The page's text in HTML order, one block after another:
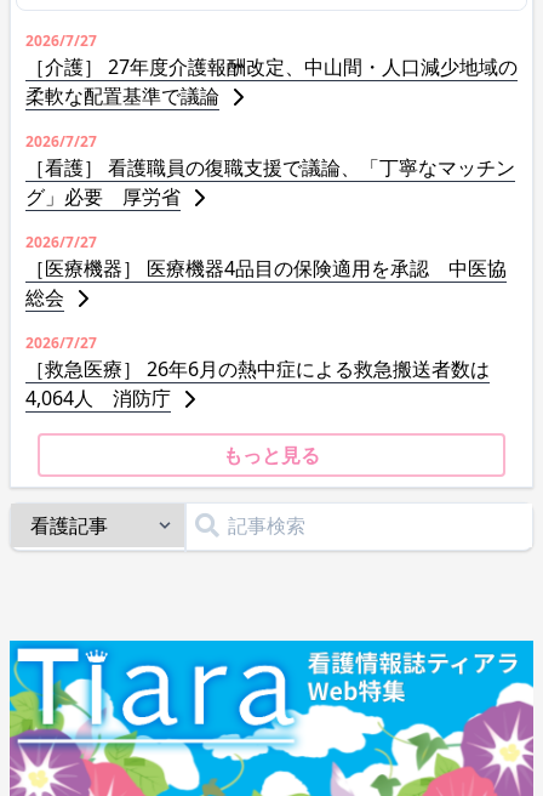
2026/7/27
［介護］ 27年度介護報酬改定、中山間・人口減少地域の
柔軟な配置基準で議論
2026/7/27
［看護］ 看護職員の復職支援で議論、「丁寧なマッチン
グ」必要 厚労省
2026/7/27
［医療機器］ 医療機器4品目の保険適用を承認 中医協
総会
2026/7/27
［救急医療］ 26年6月の熱中症による救急搬送者数は
4,064人 消防庁
もっと見る